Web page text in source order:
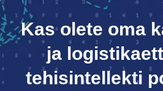
Kas olete oma
ja
tehisintellekti